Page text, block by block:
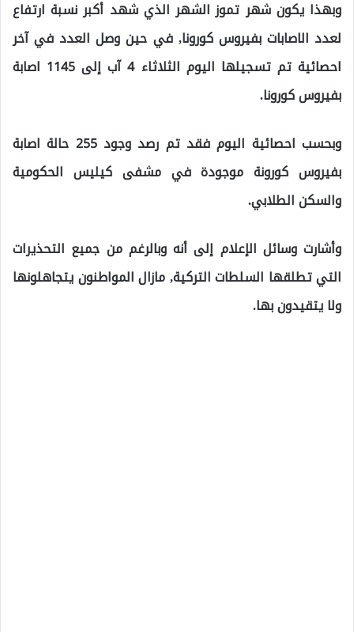
وبهذا يكون شهر تموز الشهر الذي شهد أكبر نسبة ارتفاع
لعدد الاصابات بفيروس كورونا, في حين وصل العدد في آخر
احصائية تم تسجيلها اليوم الثلاثاء 4 آب إلى 1145 اصابة
بفيروس كورونا.
وبحسب احصائية اليوم فقد تم رصد وجود 255 حالة اصابة
بفيروس كورونة موجودة في مشفى كيليس الحكومية
والسكن الطلابي.
وأشارت وسائل الإعلام إلى أنه وبالرغم من جميع التحذيرات
التي تطلقها السلطات التركية, مازال المواطنون يتجاهلونها
ولا يتقيدون بها.